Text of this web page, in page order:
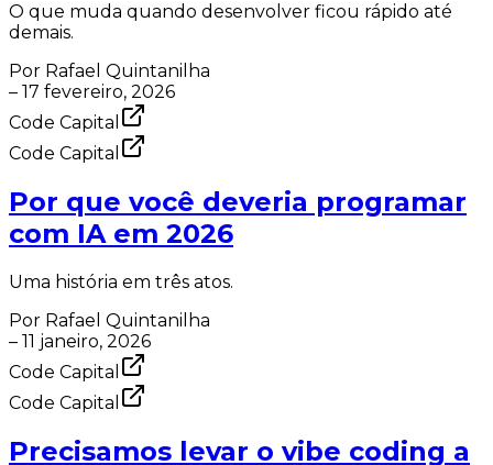
O que muda quando desenvolver ficou rápido até
demais.
Por Rafael Quintanilha
– 17 fevereiro, 2026
Code Capital
Code Capital
Por que você deveria programar
com IA em 2026
Uma história em três atos.
Por Rafael Quintanilha
– 11 janeiro, 2026
Code Capital
Code Capital
Precisamos levar o vibe coding a